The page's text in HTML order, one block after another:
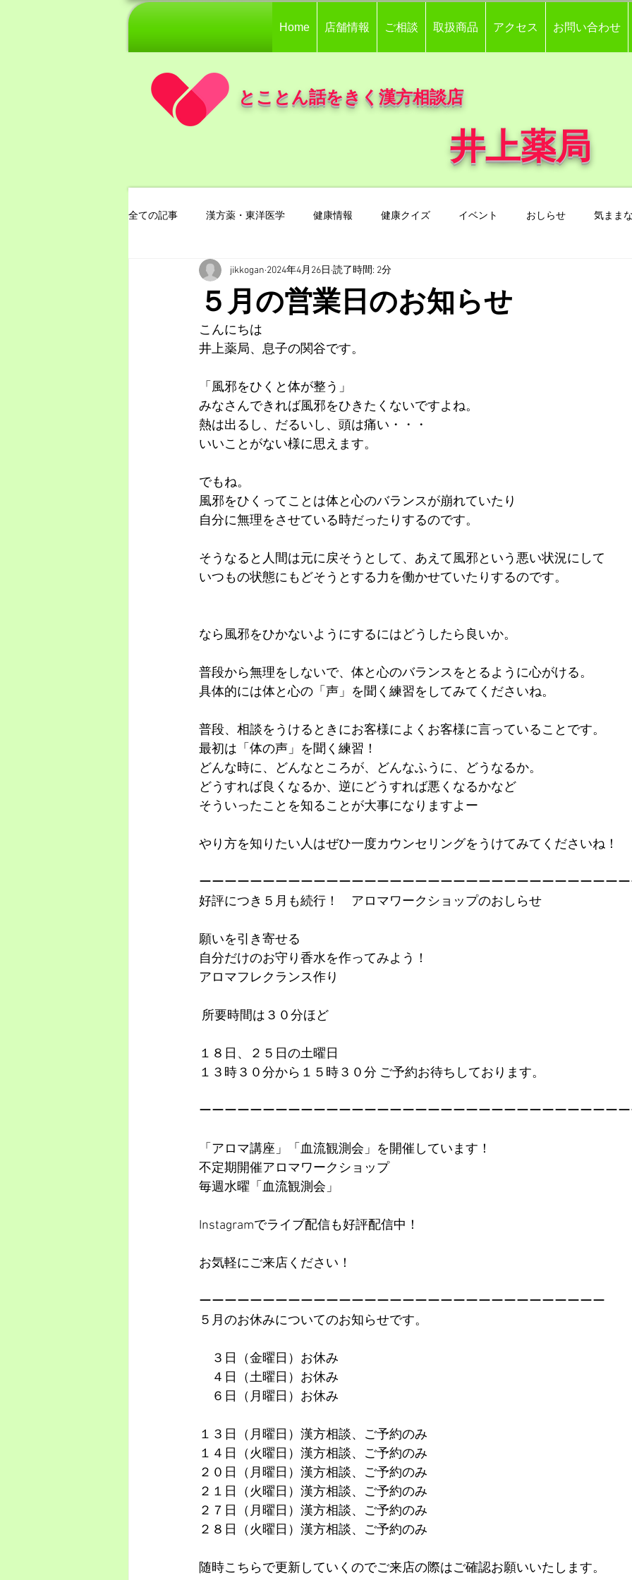
Home 店舗情報 ご相談 取扱商品 アクセス お問い合わせ
とことん話をきく漢方相談店
井上薬局
全ての記事 漢方薬・東洋医学 健康情報 健康クイズ イベント おしらせ 気まま
５月の営業日のお知らせ
jikkogan 2024年4月26日 読了時間: 2分
こんにちは
井上薬局、息子の関谷です。
「風邪をひくと体が整う」
みなさんできれば風邪をひきたくないですよね。
熱は出るし、だるいし、頭は痛い・・・
いいことがない様に思えます。
でもね。
風邪をひくってことは体と心のバランスが崩れていたり
自分に無理をさせている時だったりするのです。
そうなると人間は元に戻そうとして、あえて風邪という悪い状況にして
いつもの状態にもどそうとする力を働かせていたりするのです。
なら風邪をひかないようにするにはどうしたら良いか。
普段から無理をしないで、体と心のバランスをとるように心がける。
具体的には体と心の「声」を聞く練習をしてみてくださいね。
普段、相談をうけるときにお客様によくお客様に言っていることです。
最初は「体の声」を聞く練習！
どんな時に、どんなところが、どんなふうに、どうなるか。
どうすれば良くなるか、逆にどうすれば悪くなるかなど
そういったことを知ることが大事になりますよー
やり方を知りたい人はぜひ一度カウンセリングをうけてみてくださいね！
ーーーーーーーーーーーーーーーーーーーーーーーーーーーーーーーーー
好評につき５月も続行！　アロマワークショップのおしらせ
願いを引き寄せる
自分だけのお守り香水を作ってみよう！
アロマフレクランス作り
所要時間は３０分ほど
１８日、２５日の土曜日
１３時３０分から１５時３０分 ご予約お待ちしております。
ーーーーーーーーーーーーーーーーーーーーーーーーーーーーーーーーー
「アロマ講座」「血流観測会」を開催しています！
不定期開催アロマワークショップ
毎週水曜「血流観測会」
Instagramでライブ配信も好評配信中！
お気軽にご来店ください！
ーーーーーーーーーーーーーーーーーーーーーーーーーーーーーーーー
５月のお休みについてのお知らせです。
３日（金曜日）お休み
４日（土曜日）お休み
６日（月曜日）お休み
１３日（月曜日）漢方相談、ご予約のみ
１４日（火曜日）漢方相談、ご予約のみ
２０日（月曜日）漢方相談、ご予約のみ
２１日（火曜日）漢方相談、ご予約のみ
２７日（月曜日）漢方相談、ご予約のみ
２８日（火曜日）漢方相談、ご予約のみ
随時こちらで更新していくのでご来店の際はご確認お願いいたします。